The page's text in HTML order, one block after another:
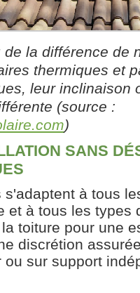
de la différence de
thermiques et
leur inclinaison
(source :
)
SANS
s'adaptent à tous
et à tous les types
toiture pour une
discrétion
ou sur support